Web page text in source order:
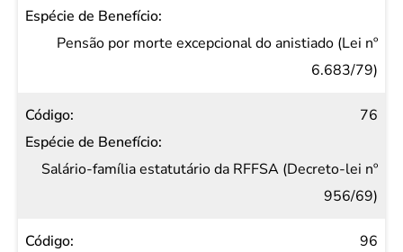
Pensão por morte excepcional do anistiado (Lei nº
6.683/79)
76
Salário-família estatutário da RFFSA (Decreto-lei nº
956/69)
96